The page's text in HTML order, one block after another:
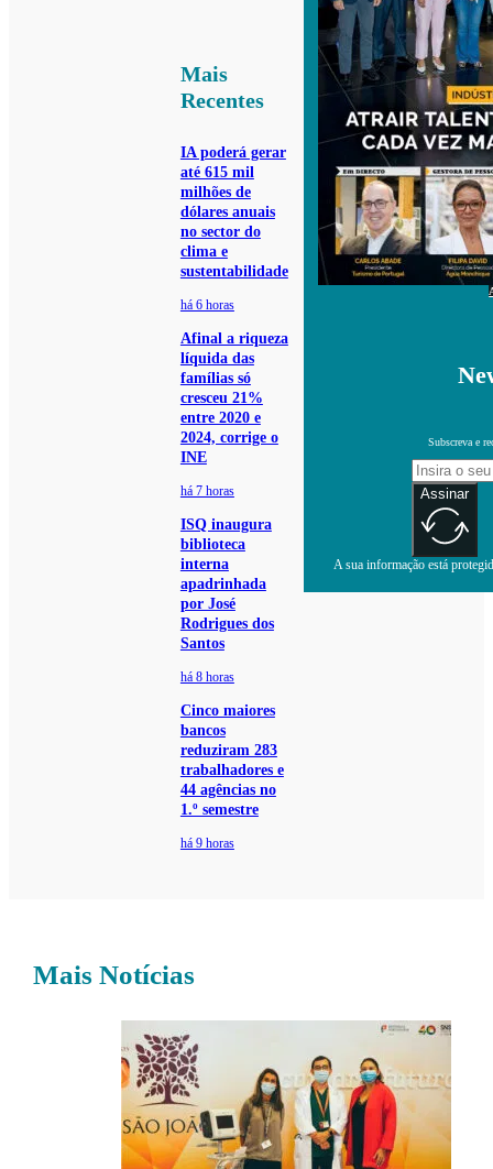
Mais
Recentes
IA poderá gerar
até 615 mil
milhões de
dólares anuais
no sector do
clima e
sustentabilidade
há 6 horas
Afinal a riqueza
líquida das
famílias só
cresceu 21%
entre 2020 e
2024, corrige o
INE
há 7 horas
ISQ inaugura
biblioteca
interna
apadrinhada
por José
Rodrigues dos
Santos
há 8 horas
Cinco maiores
bancos
reduziram 283
trabalhadores e
44 agências no
1.º semestre
há 9 horas
Subscreva e
Assinar
A sua informação está
Mais Notícias